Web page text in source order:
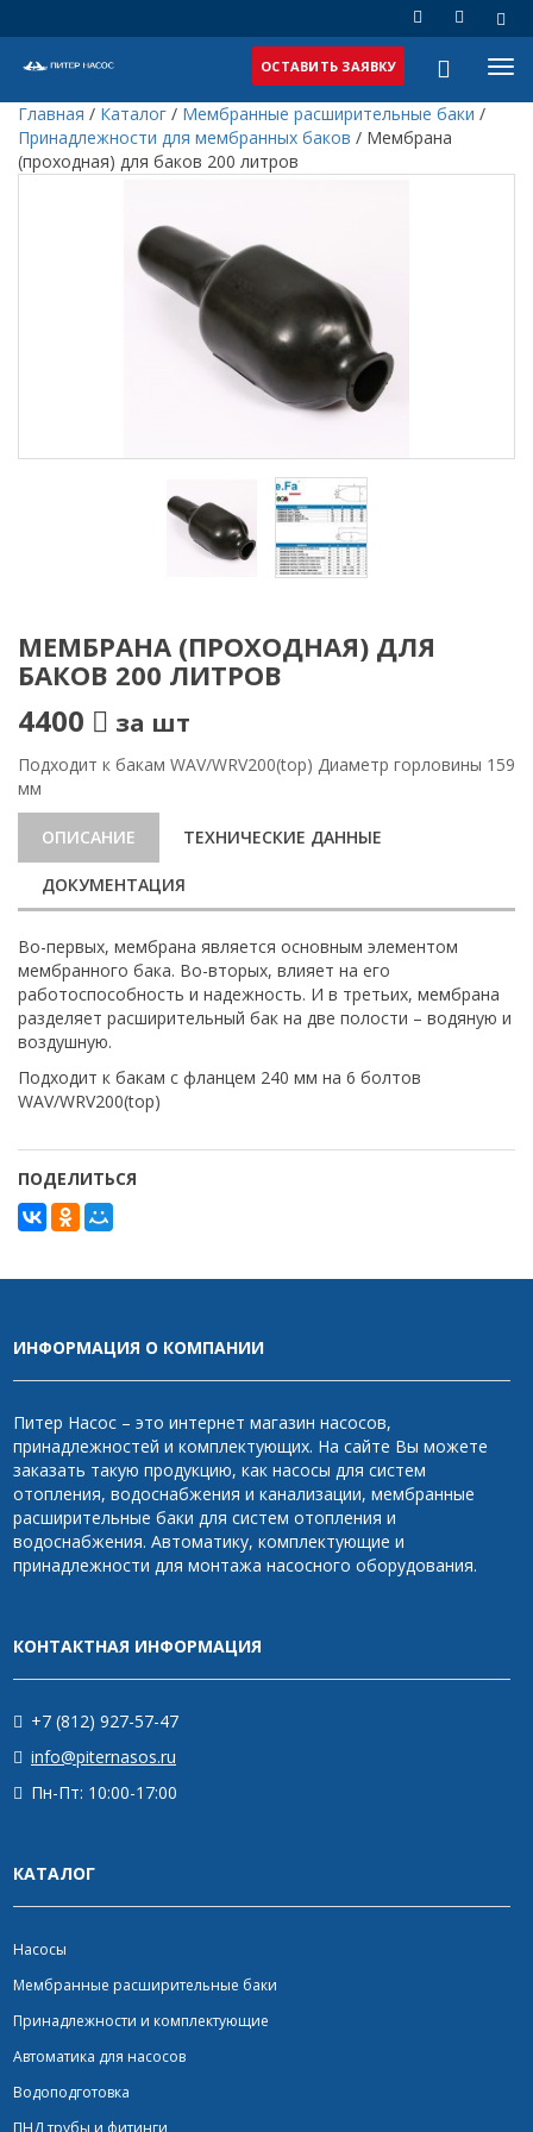
ОСТАВИТЬ ЗАЯВКУ
Главная / Каталог / Мембранные расширительные баки /
Принадлежности для мембранных баков / Мембрана
(проходная) для баков 200 литров
МЕМБРАНА (ПРОХОДНАЯ) ДЛЯ
БАКОВ 200 ЛИТРОВ
4400 за шт
Подходит к бакам WAV/WRV200(top) Диаметр горловины 159
мм
ОПИСАНИЕ ТЕХНИЧЕСКИЕ ДАННЫЕ
ДОКУМЕНТАЦИЯ
Во-первых, мембрана является основным элементом
мембранного бака. Во-вторых, влияет на его
работоспособность и надежность. И в третьих, мембрана
разделяет расширительный бак на две полости – водяную и
воздушную.
Подходит к бакам с фланцем 240 мм на 6 болтов
WAV/WRV200(top)
ПОДЕЛИТЬСЯ
ИНФОРМАЦИЯ О КОМПАНИИ
Питер Насос – это интернет магазин насосов,
принадлежностей и комплектующих. На сайте Вы можете
заказать такую продукцию, как насосы для систем
отопления, водоснабжения и канализации, мембранные
расширительные баки для систем отопления и
водоснабжения. Автоматику, комплектующие и
принадлежности для монтажа насосного оборудования.
КОНТАКТНАЯ ИНФОРМАЦИЯ
+7 (812) 927-57-47
info@piternasos.ru
Пн-Пт: 10:00-17:00
КАТАЛОГ
Насосы
Мембранные расширительные баки
Принадлежности и комплектующие
Автоматика для насосов
Водоподготовка
ПНД трубы и фитинги